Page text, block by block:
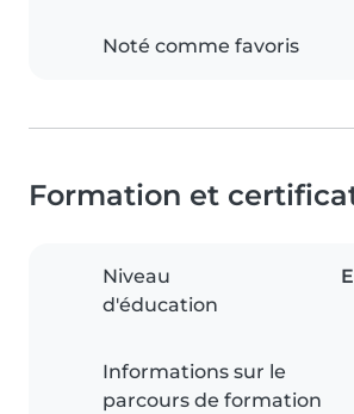
Noté comme favoris
Formation et
Niveau
d'éducation
Informations sur le
parcours de formation